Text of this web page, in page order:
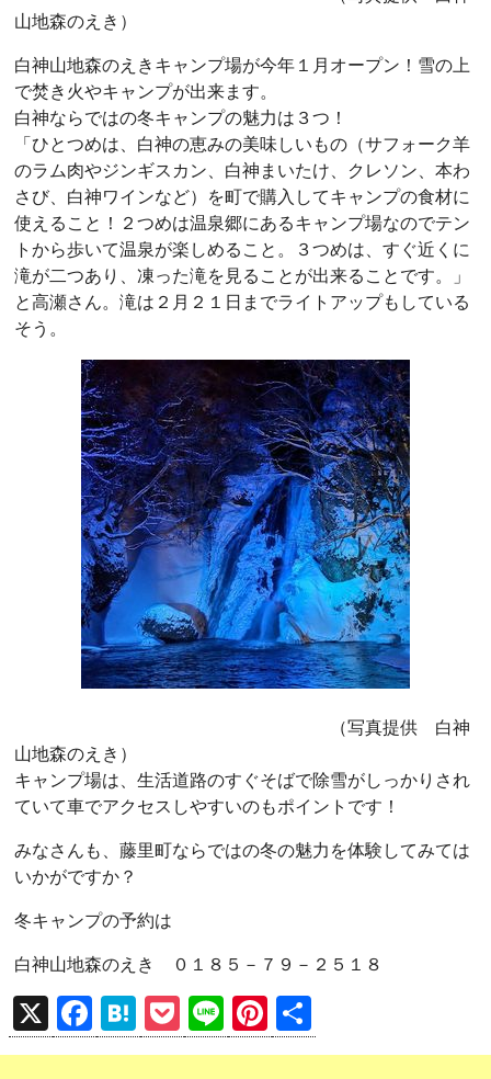
山地森のえき）
白神山地森のえきキャンプ場が今年１月オープン！雪の上
で焚き火やキャンプが出来ます。
白神ならではの冬キャンプの魅力は３つ！
「ひとつめは、白神の恵みの美味しいもの（サフォーク羊
のラム肉やジンギスカン、白神まいたけ、クレソン、本わ
さび、白神ワインなど）を町で購入してキャンプの食材に
使えること！２つめは温泉郷にあるキャンプ場なのでテン
トから歩いて温泉が楽しめること。３つめは、すぐ近くに
滝が二つあり、凍った滝を見ることが出来ることです。」
と高瀬さん。滝は２月２１日までライトアップもしている
そう。
（写真提供 白神
山地森のえき）
キャンプ場は、生活道路のすぐそばで除雪がしっかりされ
ていて車でアクセスしやすいのもポイントです！
みなさんも、藤里町ならではの冬の魅力を体験してみては
いかがですか？
冬キャンプの予約は
白神山地森のえき ０１８５－７９－２５１８
X
F
a
H
at
P
o
Li
n
Pi
nt 有